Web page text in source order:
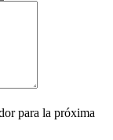
para la próxima